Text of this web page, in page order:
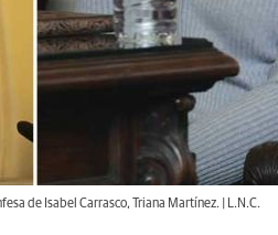
de Isabel Carrasco, Triana Martínez. | L.N.C.